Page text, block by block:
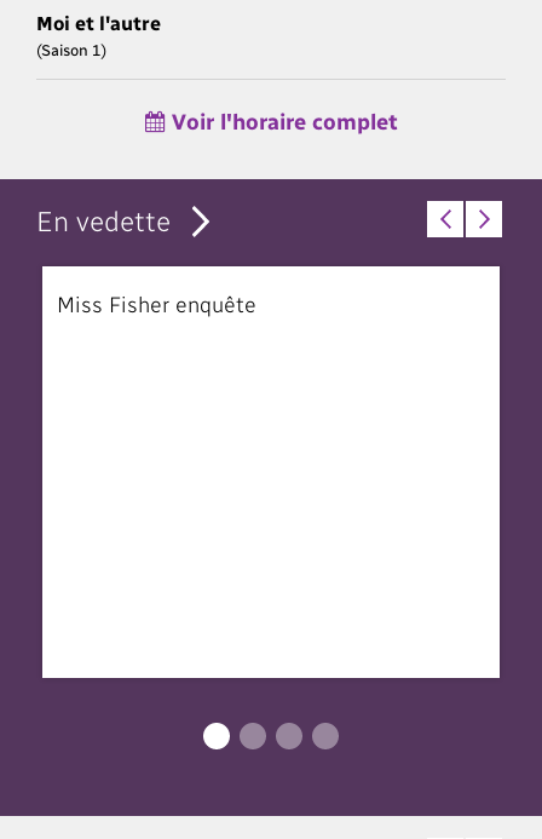
Moi et l'autre
(Saison 1)
Voir l'horaire complet
En vedette
Miss Fisher enquête